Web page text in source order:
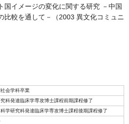
国イメージの変化に関する研究 －中国
比較を通して－（2003 異文化コミュニ
会学科卒業
科発達臨床学専攻博士課程前期課程修了
学研究科発達臨床学専攻博士課程後期課程修了